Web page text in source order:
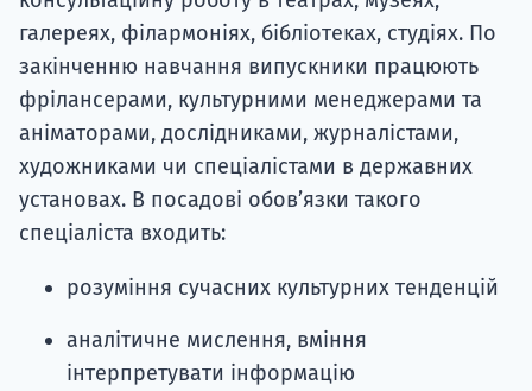
галереях, філармоніях, бібліотеках, студіях. По
закінченню навчання випускники працюють
фрілансерами, культурними менеджерами та
аніматорами, дослідниками, журналістами,
художниками чи спеціалістами в державних
установах. В посадові обов’язки такого
спеціаліста входить:
розуміння сучасних культурних тенденцій
аналітичне мислення, вміння
інтерпретувати інформацію